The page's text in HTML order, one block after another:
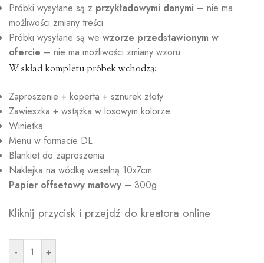
Próbki wysyłane są z przykładowymi danymi – nie ma
możliwości zmiany treści
Próbki wysyłane są we wzorze przedstawionym w
ofercie – nie ma możliwości zmiany wzoru
W skład kompletu próbek wchodzą:
Zaproszenie + koperta + sznurek złoty
Zawieszka + wstążka w losowym kolorze
Winietka
Menu w formacie DL
Blankiet do zaproszenia
Naklejka na wódkę weselną 10x7cm
Papier offsetowy matowy – 300g
Kliknij przycisk i przejdź do kreatora online
- +